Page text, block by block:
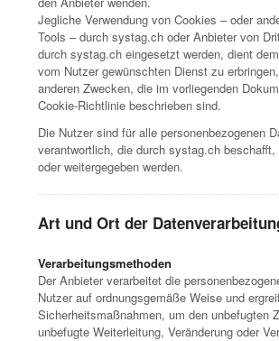
Jegliche Verwendung von Cookies – oder
Tools – durch systag.ch oder Anbieter von
durch systag.ch eingesetzt werden, dient
vom Nutzer gewünschten Dienst zu
anderen Zwecken, die im vorliegenden
Cookie-Richtlinie beschrieben sind.
Die Nutzer sind für alle personenbezogenen
verantwortlich, die durch systag.ch
oder weitergegeben werden.
Art und Ort der
Verarbeitungsmethoden
Der Anbieter verarbeitet die
Nutzer auf ordnungsgemäße Weise und
Sicherheitsmaßnahmen, um den unbefugten
unbefugte Weiterleitung, Veränderung oder